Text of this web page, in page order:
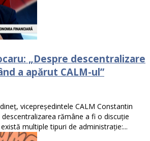
„Despre descentralizare
a apărut CALM-ul”
vicepreședintele CALM Constantin
rămâne a fi o discuție
multiple tipuri de administrație:...